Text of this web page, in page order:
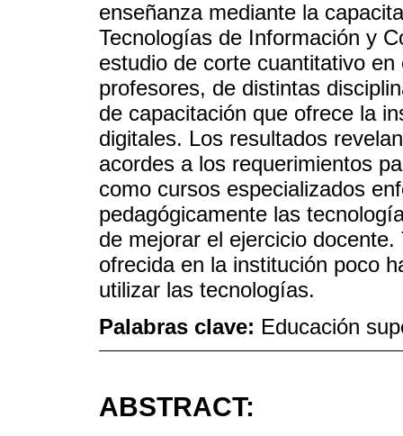
enseñanza mediante la
Tecnologías de Información y
estudio de corte cuantitativo
profesores, de distintas
de capacitación que ofrece la
digitales. Los resultados
acordes a los requerimientos
como cursos especializados
pedagógicamente las
de mejorar el ejercicio
ofrecida en la institución poco
utilizar las tecnologías.
Palabras clave: Educación
ABSTRACT: